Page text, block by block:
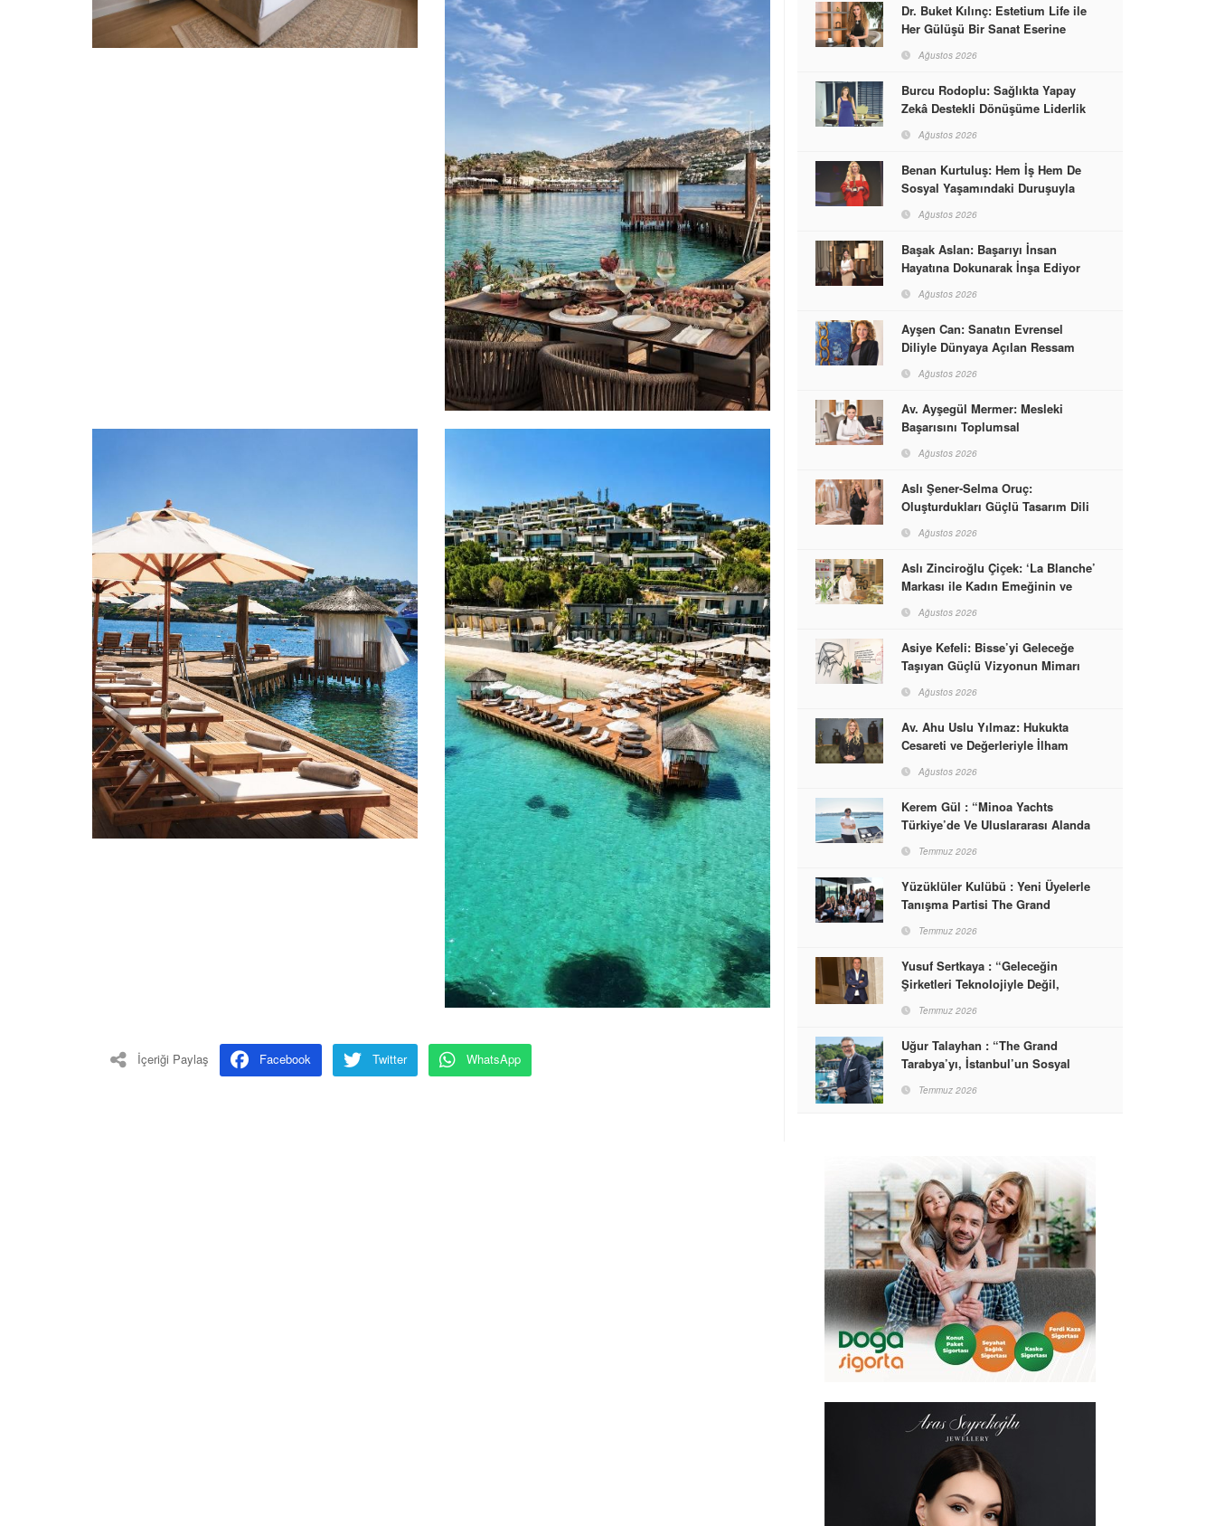
İçeriği Paylaş Facebook Twitter WhatsApp
Dr. Buket Kılınç: Estetium Life ile
Her Gülüşü Bir Sanat Eserine
Ağustos 2026
Burcu Rodoplu: Sağlıkta Yapay
Zekâ Destekli Dönüşüme Liderlik
Ağustos 2026
Benan Kurtuluş: Hem İş Hem De
Sosyal Yaşamındaki Duruşuyla
Ağustos 2026
Başak Aslan: Başarıyı İnsan
Hayatına Dokunarak İnşa Ediyor
Ağustos 2026
Ayşen Can: Sanatın Evrensel
Diliyle Dünyaya Açılan Ressam
Ağustos 2026
Av. Ayşegül Mermer: Mesleki
Başarısını Toplumsal
Ağustos 2026
Aslı Şener-Selma Oruç:
Oluşturdukları Güçlü Tasarım Dili
Dünyasına İmzalarını Attılar
Ağustos 2026
Aslı Zinciroğlu Çiçek: ‘La Blanche’
Markası ile Kadın Emeğinin ve
Başarabileceğinin En Güzel
Örneğini Sunuyor
Ağustos 2026
Asiye Kefeli: Bisse’yi Geleceğe
Taşıyan Güçlü Vizyonun Mimarı
Ağustos 2026
Av. Ahu Uslu Yılmaz: Hukukta
Cesareti ve Değerleriyle İlham
Ağustos 2026
Kerem Gül : “Minoa Yachts
Türkiye’de Ve Uluslararası Alanda
Markası Olacak”
Temmuz 2026
Yüzüklüler Kulübü : Yeni Üyelerle
Tanışma Partisi The Grand
Temmuz 2026
Yusuf Sertkaya : “Geleceğin
Şirketleri Teknolojiyle Değil,
Temmuz 2026
Uğur Talayhan : “The Grand
Tarabya’yı, İstanbul’un Sosyal
Destinasyon Haline Getirmeyi
Temmuz 2026